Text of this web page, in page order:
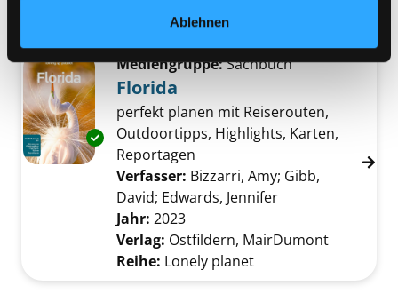
Ablehnen
Lonely planet
Exemplar-Details von Florida anzeigen
Mediengruppe:Sachbuch
Florida
perfekt planen mit Reiserouten,
Outdoortipps, Highlights, Karten,
Reportagen
Verfasser: Bizzarri, Amy; Gibb,
David; Edwards, Jennifer
Jahr: 2023
Verlag: Ostfildern, MairDumont
Reihe: Lonely planet